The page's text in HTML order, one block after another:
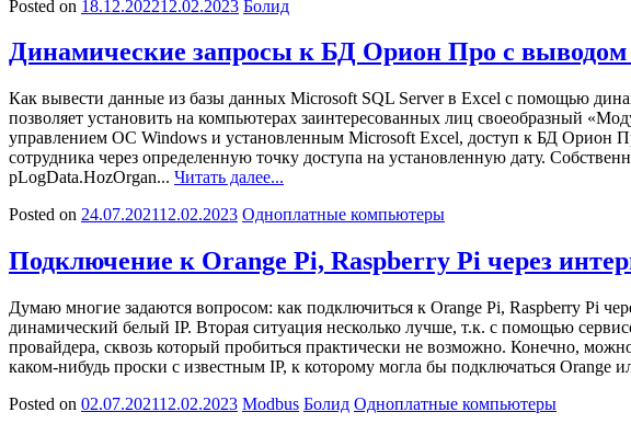
Posted on 18.12.202212.02.2023 Болид
Динамические запросы к БД Орион Про с выводом
Как вывести данные из базы данных Microsoft SQL Server в Excel с помощью
позволяет установить на компьютерах заинтересованных лиц своеобразный
управлением ОС Windows и установленным Microsoft Excel, доступ к БД Орион
сотрудника через определенную точку доступа на установленную дату.
pLogData.HozOrgan... Читать далее...
Posted on 24.07.202112.02.2023 Одноплатные компьютеры
Подключение к Orange Pi, Raspberry Pi через
Думаю многие задаются вопросом: как подключиться к Orange Pi, Raspberry Pi
динамический белый IP. Вторая ситуация несколько лучше, т.к. с помощью
провайдера, сквозь который пробиться практически не возможно. Конечно,
каком-нибудь проски с известным IP, к которому могла бы подключаться Orange
Posted on 02.07.202112.02.2023 Modbus Болид Одноплатные компьютеры